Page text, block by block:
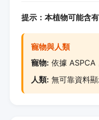
提示：本植物可能含
寵物與人類
寵物: 依據 ASPCA
人類: 無可靠資料